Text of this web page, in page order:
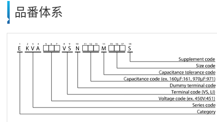
品番体系